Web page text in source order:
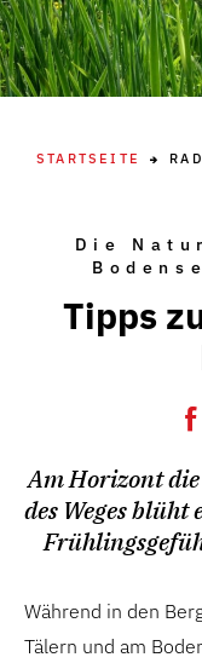
STARTSEITE
Die
Tipps
Am Horizont
des Weges blüht
Während in den
Tälern und am